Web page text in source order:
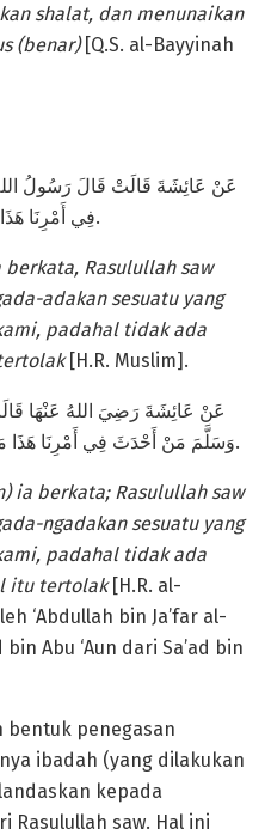
shalat, dan menunaikan
(benar)[Q.S. al-Bayyinah
عَنْ عَائِشَةَ قَالَتْ قَالَ رَسُولُ
فِي أَمْرِنَا هَذَا مَا لَيْسَ مِنْهُ فَهُوَ رَدٌّ [رواه مسلم].
berkata, Rasulullah saw
adakansesuatu yang
padahal tidakada
[H.R. Muslim].
عَنْ عَائِشَةَ رَضِيَ اللهُ عَنْهَا
وَسَلَّمَ مَنْ أَحْدَثَ فِي أَمْرِنَا هَذَا مَا لَيْسَ فِيهِ فَهُوَ رَدٌّ [رواه البخاري].
ia berkata; Rasulullah saw
ngadakansesuatu yang
padahaltidak ada
itu tertolak [H.R. al-
‘Abdullah bin Ja’far al-
Abu ‘Aun dari Sa’ad bin
bentuk penegasan
ibadah (yang dilakukan
kepada
Rasulullah saw. Hal ini